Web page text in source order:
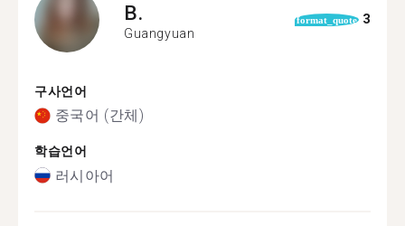
B.
Guangyuan
format_quote 3
구사언어
중국어 (간체)
학습언어
러시아어